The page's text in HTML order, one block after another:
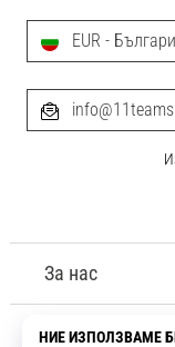
За нас
Обслужване на
EUR -